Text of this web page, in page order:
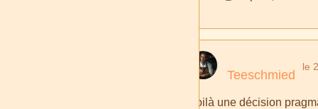
Teeschmied
le
Voilà une décision